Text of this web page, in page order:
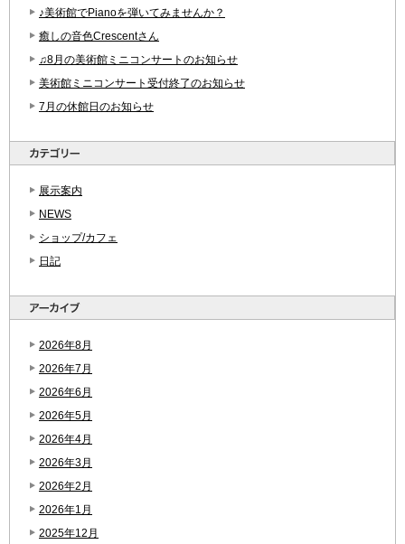
♪美術館でPianoを弾いてみませんか？
癒しの音色Crescentさん
♫8月の美術館ミニコンサートのお知らせ
美術館ミニコンサート受付終了のお知らせ
7月の休館日のお知らせ
展示案内
NEWS
ショップ/カフェ
日記
2026年8月
2026年7月
2026年6月
2026年5月
2026年4月
2026年3月
2026年2月
2026年1月
2025年12月